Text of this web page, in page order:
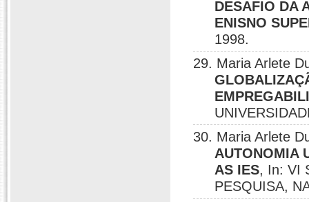
DESAFIO DA
ENISNO
1998.
29. Maria Arlete
30. Maria Arlete
AUTONOMIA
AS IES, In: VI
PESQUISA,